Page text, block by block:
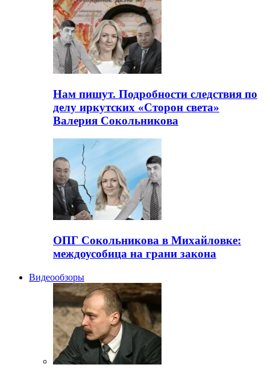
Нам пишут. Подробности следствия по
делу иркутских «Сторон света»
Валерия Сокольникова
ОПГ Сокольникова в Михайловке:
междоусобица на грани закона
Видеообзоры